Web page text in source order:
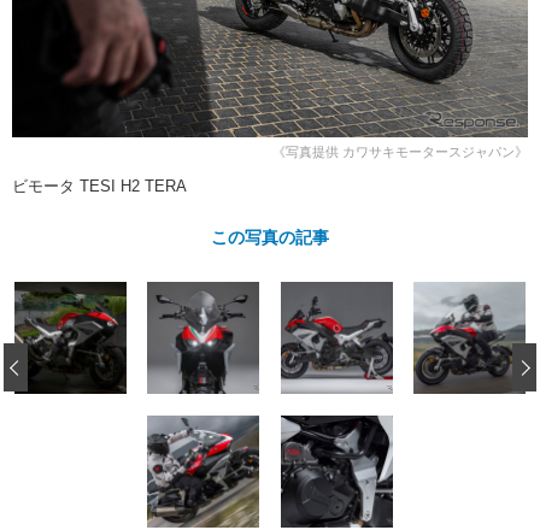
鈑金・塗装
ヘッドライト磨き コーティング
フィルム・ラッピング
小キズ直し 防錆
特集記事
ストップ 不具合修理＆粗悪修理
カーメーカー「旧車」関連プロジェ
クト
ショップ紹介
ショップレポート プロショップ検索
カーメーカー「旧車」関連プロジ
ェクト
イベント
《写真提供 カワサキモータースジャパン》
ビモータ TESI H2 TERA
この写真の記事
‹